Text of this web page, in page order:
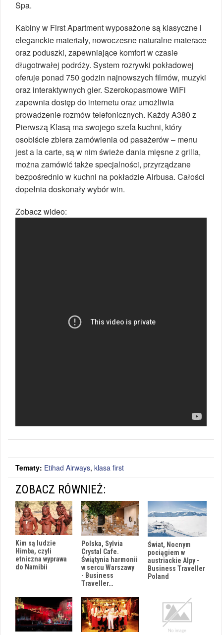
Spa.
Kabiny w First Apartment wyposażone są klasyczne i
eleganckie materiały, nowoczesne naturalne materace
oraz poduszki, zapewniające komfort w czasie
długotrwałej podróży. System rozrywki pokładowej
oferuje ponad 750 godzin najnowszych filmów, muzyki
oraz interaktywnych gier. Szerokopasmowe WiFi
zapewnia dostęp do internetu oraz umożliwia
prowadzenie rozmów telefonicznych. Każdy A380 z
Pierwszą Klasą ma swojego szefa kuchni, który
osobiście zbiera zamówienia od pasażerów – menu
jest a la carte, są w nim świeże dania mięsne z grilla,
można zamówić także specjalności, przyrządzane
bezpośrednio w kuchni na pokładzie Airbusa. Całości
dopełnia doskonały wybór win.
Zobacz wideo:
Tematy: Etihad Airways, klasa first
ZOBACZ RÓWNIEŻ:
Kim są ludzie
Himba, czyli
etniczna wyprawa
do Namibii
Polska, Sylvia
Crystal Cafe.
Świątynia harmonii
w sercu Warszawy
- Business
Traveller…
Świat, Nocnym
pociągiem w
austriackie Alpy -
Business Traveller
Poland